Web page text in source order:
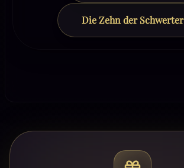
Die Zehn der Schwerter